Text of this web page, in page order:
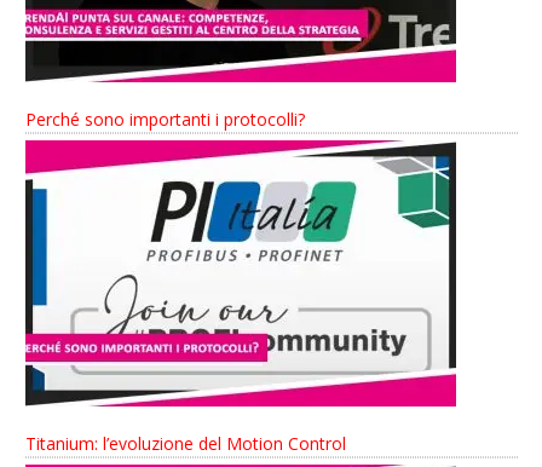
Perché sono importanti i protocolli?
Titanium: l’evoluzione del Motion Control